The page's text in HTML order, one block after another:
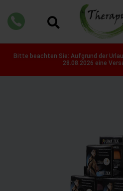
Bitte beachten Sie: Aufgrund der
28.08.2026 eine